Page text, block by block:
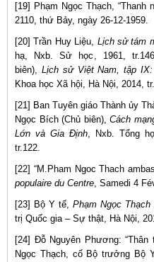
[19] Phạm Ngọc Thạch, “Thanh
2110, thứ Bảy, ngày 26-12-1959.
[20] Trần Huy Liệu, Lịch sử tám
hạ, Nxb. Sử học, 1961,
biên), Lịch sử Việt Nam, tập
Khoa học Xã hội, Hà Nội, 2014,
[21] Ban Tuyên giáo Thành ủy
Ngọc Bích (Chủ biên),Cách
Lớn và Gia Định, Nxb. Tổng
tr.122.
[22] “M.Pham Ngoc Thach
populaire du Centre, Samedi 4
[23] Bộ Y tế,Phạm Ngọc
trị Quốc gia – Sự thật, Hà Nội,
[24] Đỗ Nguyên Phương:
Ngọc Thạch, cố Bộ trưởng Bộ